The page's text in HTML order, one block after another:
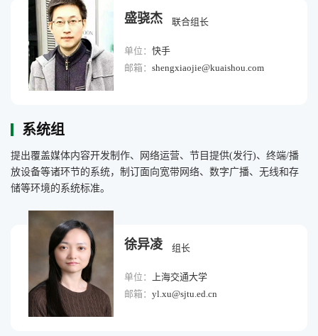
盛骁杰 联合组长
单位： 快手
邮箱： shengxiaojie@kuaishou.com
系统组
提出覆盖媒体内容开发制作、网络运营、节目提供(发行)、终端/播
放设备等诸环节的系统，制订面向宽带网络、数字广播、无线和存
储等环境的系统标准。
徐异凌 组长
单位：
上海交通大学
邮箱： yl.xu@sjtu.ed.cn